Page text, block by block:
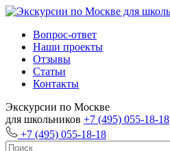
Вопрос-ответ
Наши проекты
Отзывы
Статьи
Контакты
Экскурсии по Москве
для школьников +7 (495) 055-18-18
+7 (495) 055-18-18